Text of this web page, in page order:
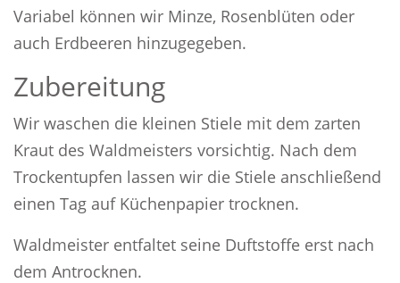
Variabel können wir Minze, Rosenblüten oder
auch Erdbeeren hinzugegeben.
Zubereitung
Wir waschen die kleinen Stiele mit dem zarten
Kraut des Waldmeisters vorsichtig. Nach dem
Trockentupfen lassen wir die Stiele anschließend
einen Tag auf Küchenpapier trocknen.
Waldmeister entfaltet seine Duftstoffe erst nach
dem Antrocknen.